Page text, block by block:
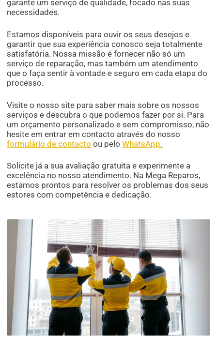
garante um serviço de qualidade, focado nas suas
necessidades.
Estamos disponíveis para ouvir os seus desejos e
garantir que sua experiência conosco seja totalmente
satisfatória. Nossa missão é fornecer não só um
serviço de reparação, mas também um atendimento
que o faça sentir à vontade e seguro em cada etapa do
processo.
Visite o nosso site para saber mais sobre os nossos
serviços e descubra o que podemos fazer por si. Para
um orçamento personalizado e sem compromisso, não
hesite em entrar em contacto através do nosso
formulário de contacto ou peloWhatsApp.
Solicite já a sua avaliação gratuita e experimente a
excelência no nosso atendimento. Na Mega Reparos,
estamos prontos para resolver os problemas dos seus
estores com competência e dedicação.